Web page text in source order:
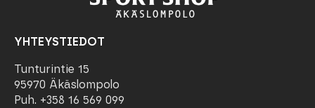
YHTEYSTIEDOT
Tunturintie 15
95970 Äkäslompolo
Puh. +358 16 569 099